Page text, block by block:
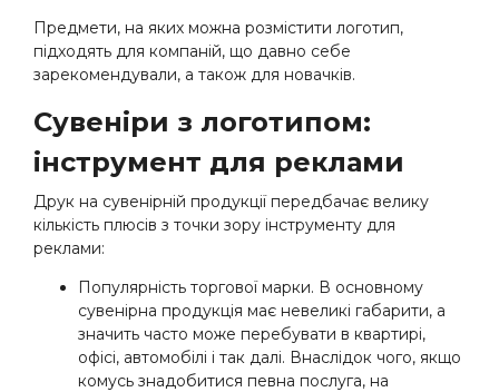
Предмети, на яких можна розмістити логотип,
підходять для компаній, що давно себе
зарекомендували, а також для новачків.
Сувеніри з логотипом:
інструмент для реклами
Друк на сувенірній продукції передбачає велику
кількість плюсів з точки зору інструменту для
реклами:
Популярність торгової марки. В основному
сувенірна продукція має невеликі габарити, а
значить часто може перебувати в квартирі,
офісі, автомобілі і так далі. Внаслідок чого, якщо
комусь знадобитися певна послуга, на